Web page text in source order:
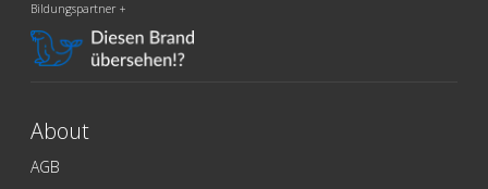
Bildungspartner +
About
AGB